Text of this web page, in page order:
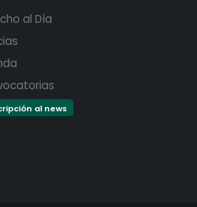
al Día
al news